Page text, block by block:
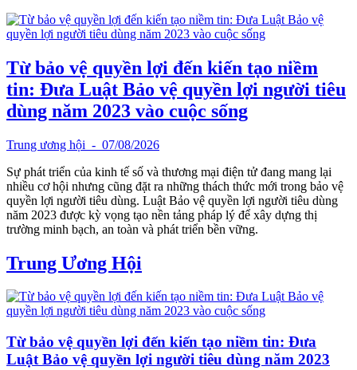
Từ bảo vệ quyền lợi đến kiến tạo niềm
tin: Đưa Luật Bảo vệ quyền lợi người tiêu
dùng năm 2023 vào cuộc sống
Trung ương hội - 07/08/2026
Sự phát triển của kinh tế số và thương mại điện tử đang mang lại
nhiều cơ hội nhưng cũng đặt ra những thách thức mới trong bảo vệ
quyền lợi người tiêu dùng. Luật Bảo vệ quyền lợi người tiêu dùng
năm 2023 được kỳ vọng tạo nền tảng pháp lý để xây dựng thị
trường minh bạch, an toàn và phát triển bền vững.
Trung Ương Hội
Từ bảo vệ quyền lợi đến kiến tạo niềm tin: Đưa
Luật Bảo vệ quyền lợi người tiêu dùng năm 2023